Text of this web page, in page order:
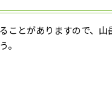
ことがありますので、山
。